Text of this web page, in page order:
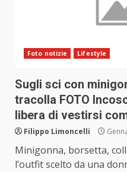
Foto notizie Lifestyle
Sugli sci con
tracolla FOTO
libera di vestirsi
Filippo Limoncelli
Minigonna, borsetta,
l’outfit scelto da una